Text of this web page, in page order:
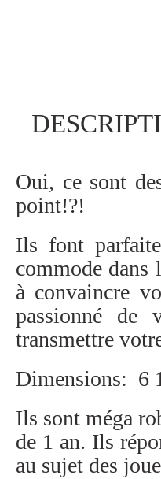
Les-
Sur-La-
AUTOS
À
Oui, ce sont
point!?!
Ils font
commode dans
à convaincre
passionné
transmettre
Dimensions: 6
Ils sont méga
de 1 an. Ils
au sujet des